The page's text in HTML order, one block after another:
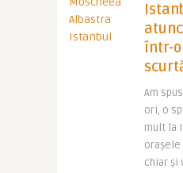
într-
Am
ori, o
mult la
chiar și